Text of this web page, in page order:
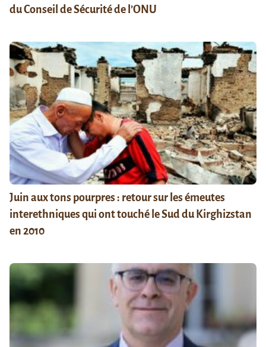
du Conseil de Sécurité de l’ONU
Juin aux tons pourpres : retour sur les émeutes
interethniques qui ont touché le Sud du Kirghizstan
en 2010